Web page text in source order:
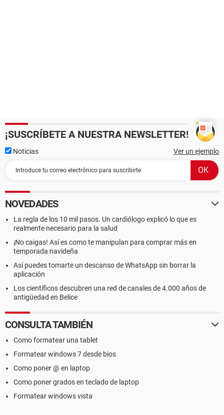
¡SUSCRÍBETE A NUESTRA NEWSLETTER!
Noticias Ver un ejemplo
NOVEDADES
La regla de los 10 mil pasos. Un cardiólogo explicó lo que es
realmente necesario para la salud
¡No caigas! Así es como te manipulan para comprar más en
temporada navideña
Así puedes tomarte un descanso de WhatsApp sin borrar la
aplicación
Los científicos descubren una red de canales de 4.000 años de
antigüedad en Belice
CONSULTA TAMBIÉN
Como formatear una tablet
Formatear windows 7 desde bios
Como poner @ en laptop
Como poner grados en teclado de laptop
Formatear windows vista